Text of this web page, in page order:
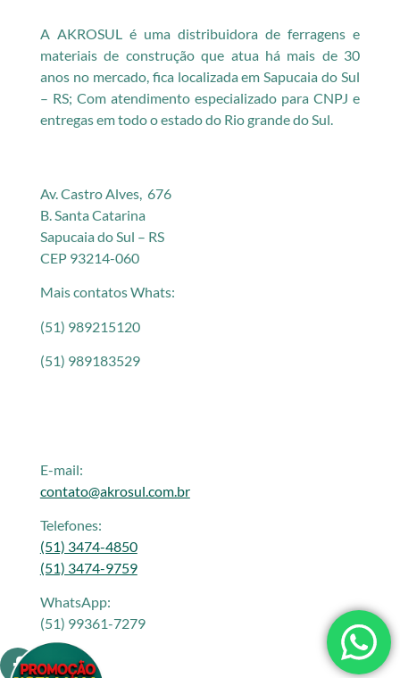
A AKROSUL é uma distribuidora de ferragens e
materiais de construção que atua há mais de 30
anos no mercado, fica localizada em Sapucaia do Sul
– RS; Com atendimento especializado para CNPJ e
entregas em todo o estado do Rio grande do Sul.
Av. Castro Alves, 676
B. Santa Catarina
Sapucaia do Sul – RS
CEP 93214-060
Mais contatos Whats:
(51) 989215120
(51) 989183529
E-mail:
contato@akrosul.com.br
Telefones:
(51) 3474-4850
(51) 3474-9759
WhatsApp:
(51) 99361-7279